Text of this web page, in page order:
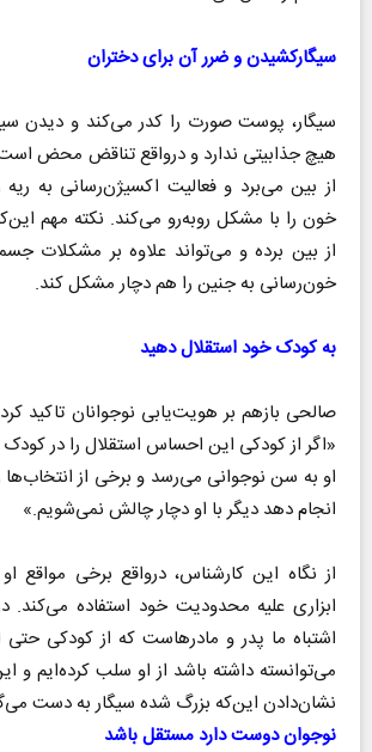
سیگارکشیدن و ضرر آن برای دختران
سیگار، پوست صورت را کدر می‌کند و دیدن
هیچ جذابیتی ندارد و درواقع تناقض محض
از بین می‌برد و فعالیت اکسیژن‌رسانی به
خون را با مشکل روبه‌رو می‌کند. نکته مهم
از بین برده و می‌تواند علاوه بر مشکلات
خون‌رسانی به جنین را هم دچار مشکل کند.
به کودک خود استقلال دهید
صالحی بازهم بر هویت‌یابی نوجوانان تاکید
«اگر از کودکی این احساس استقلال را در
او به سن نوجوانی می‌رسد و برخی از
انجام دهد دیگر با او دچار چالش نمی‌شویم.»
از نگاه این کارشناس، درواقع برخی مواقع
ابزاری علیه محدودیت خود استفاده می‌کند.
اشتباه ما پدر و مادرهاست که از کودکی حتی
می‌توانسته داشته باشد از او سلب کرده‌ایم و
نشان‌دادن این‌که بزرگ شده سیگار به دست
نوجوان دوست دارد مستقل باشد